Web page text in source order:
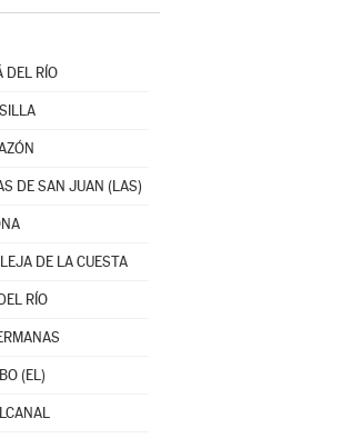
DEL RÍO
DE SAN JUAN (LAS)
DE LA CUESTA
RÍO
(EL)